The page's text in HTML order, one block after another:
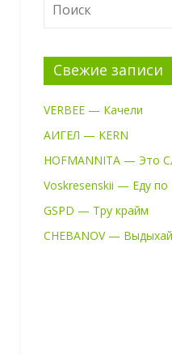
Свежие записи
VERBEE — Качели
АИГЕЛ — KERN
HOFMANNITA — Это
Voskresenskii — Еду
GSPD — Тру крайм
CHEBANOV — Выдыхай